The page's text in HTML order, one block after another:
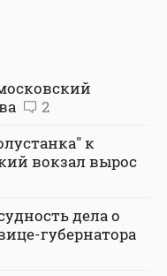
2
к
вокзал вырос
дела о
губернатора